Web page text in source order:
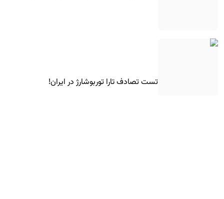
تست تصادف تارا توربوشارژ در ایران!